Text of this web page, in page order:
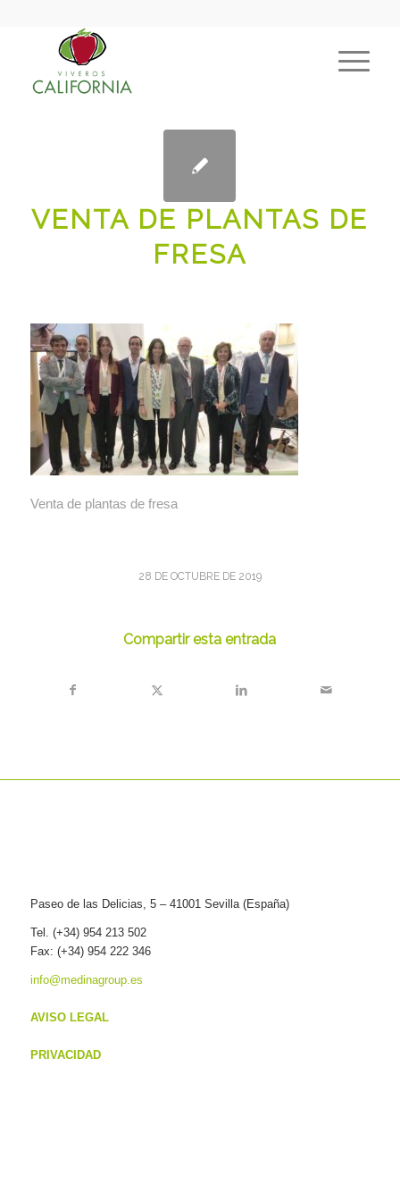
VENTA DE PLANTAS DE
FRESA
Venta de plantas de fresa
28 DE OCTUBRE DE 2019
Compartir esta entrada
Paseo de las Delicias, 5 – 41001 Sevilla (España)
Tel. (+34) 954 213 502
Fax: (+34) 954 222 346
info@medinagroup.es
AVISO LEGAL
PRIVACIDAD